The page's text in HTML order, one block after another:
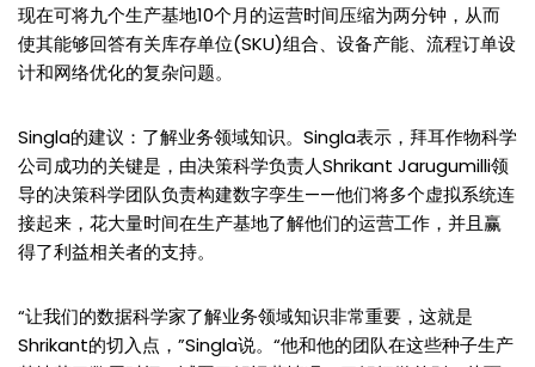
现在可将九个生产基地10个月的运营时间压缩为两分钟，从而
使其能够回答有关库存单位(SKU)组合、设备产能、流程订单设
计和网络优化的复杂问题。
Singla的建议：了解业务领域知识。Singla表示，拜耳作物科学
公司成功的关键是，由决策科学负责人Shrikant Jarugumilli领
导的决策科学团队负责构建数字孪生——他们将多个虚拟系统连
接起来，花大量时间在生产基地了解他们的运营工作，并且赢
得了利益相关者的支持。
“让我们的数据科学家了解业务领域知识非常重要，这就是
Shrikant的切入点，”Singla说。“他和他的团队在这些种子生产